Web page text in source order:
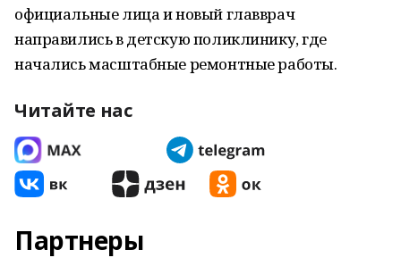
официальные лица и новый главврач
направились в детскую поликлинику, где
начались масштабные ремонтные работы.
Читайте нас
Партнеры